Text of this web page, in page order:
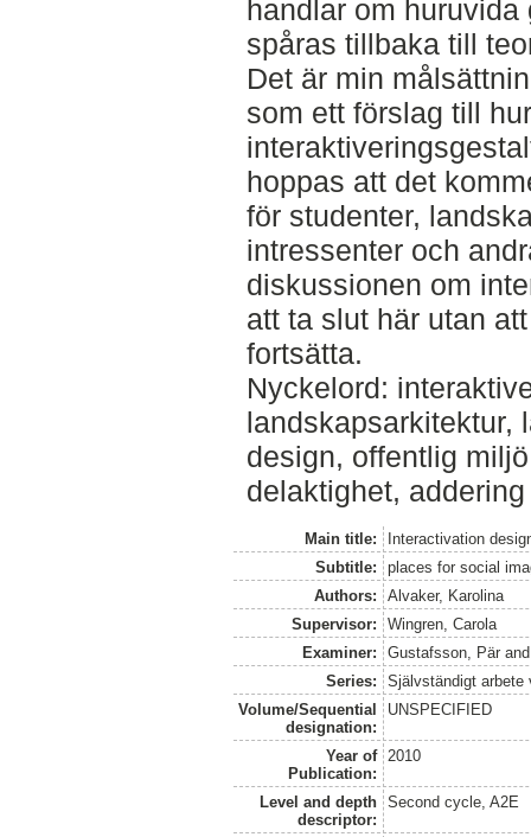
handlar om
spåras tillbaka till
Det är min
som ett förslag till
hoppas att det
för studenter,
intressenter och
diskussionen om
att ta slut här utan
fortsätta.
Nyckelord:
landskapsarkitektur,
design, offentlig
delaktighet, addering
Main title:
Interactivation
Subtitle:
places for social
Authors:
Alvaker, Karolina
Supervisor:
Wingren, Carola
Examiner:
Gustafsson, Pär
Series:
Självständigt arbete
Volume/Sequential
designation:
UNSPECIFIED
Year of
Publication:
2010
Level and depth
descriptor:
Second cycle, A2E